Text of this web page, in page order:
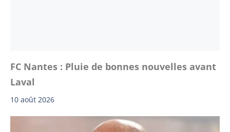
FC Nantes : Pluie de bonnes nouvelles avant
Laval
10 août 2026